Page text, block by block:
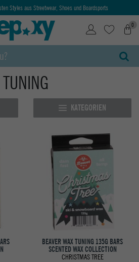
Styles aus Streetwear, Shoes und Boardsports
0
TUNING
KATEGORIEN
BEAVER WAX TUNING 135G BARS
SCENTED WAX COLLECTION
CHRISTMAS TREE